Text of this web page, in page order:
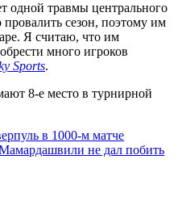
одной травмы центрального
сезон, поэтому им
Я считаю, что им
много игроков
Sports.
8-е место в турнирной
в 1000-м матче
не дал побить